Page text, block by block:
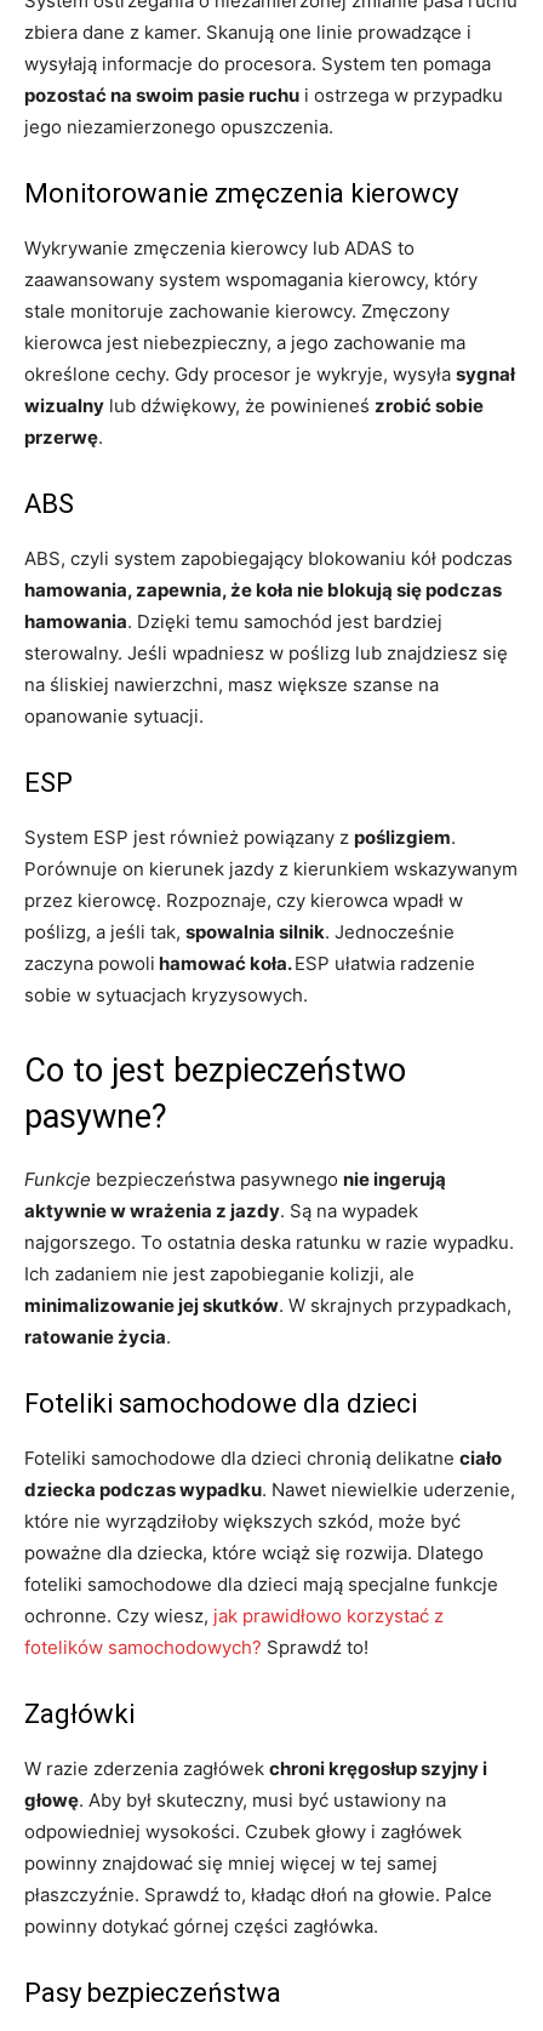
zbiera dane z kamer. Skanują one linie prowadzące i
wysyłają informacje do procesora. System ten pomaga
pozostać na swoim pasie ruchu i ostrzega w przypadku
jego niezamierzonego opuszczenia.
Monitorowanie zmęczenia kierowcy
Wykrywanie zmęczenia kierowcy lub ADAS to
zaawansowany system wspomagania kierowcy, który
stale monitoruje zachowanie kierowcy. Zmęczony
kierowca jest niebezpieczny, a jego zachowanie ma
określone cechy. Gdy procesor je wykryje, wysyła sygnał
wizualny lub dźwiękowy, że powinieneś zrobić sobie
przerwę.
ABS
ABS, czyli system zapobiegający blokowaniu kół podczas
hamowania, zapewnia, że koła nie blokują się podczas
hamowania. Dzięki temu samochód jest bardziej
sterowalny. Jeśli wpadniesz w poślizg lub znajdziesz się
na śliskiej nawierzchni, masz większe szanse na
opanowanie sytuacji.
ESP
System ESP jest również powiązany z poślizgiem.
Porównuje on kierunek jazdy z kierunkiem wskazywanym
przez kierowcę. Rozpoznaje, czy kierowca wpadł w
poślizg, a jeśli tak, spowalnia silnik. Jednocześnie
zaczyna powoli hamować koła.ESP ułatwia radzenie
sobie w sytuacjach kryzysowych.
Co to jest bezpieczeństwo
pasywne?
Funkcje bezpieczeństwa pasywnego nie ingerują
aktywnie w wrażenia z jazdy. Są na wypadek
najgorszego. To ostatnia deska ratunku w razie wypadku.
Ich zadaniem nie jest zapobieganie kolizji, ale
minimalizowanie jej skutków. W skrajnych przypadkach,
ratowanie życia.
Foteliki samochodowe dla dzieci
Foteliki samochodowe dla dzieci chronią delikatne ciało
dziecka podczas wypadku. Nawet niewielkie uderzenie,
które nie wyrządziłoby większych szkód, może być
poważne dla dziecka, które wciąż się rozwija. Dlatego
foteliki samochodowe dla dzieci mają specjalne funkcje
ochronne. Czy wiesz, jak prawidłowo korzystać z
fotelików samochodowych? Sprawdź to!
Zagłówki
W razie zderzenia zagłówek chroni kręgosłup szyjny i
głowę. Aby był skuteczny, musi być ustawiony na
odpowiedniej wysokości. Czubek głowy i zagłówek
powinny znajdować się mniej więcej w tej samej
płaszczyźnie. Sprawdź to, kładąc dłoń na głowie. Palce
powinny dotykać górnej części zagłówka.
Pasy bezpieczeństwa